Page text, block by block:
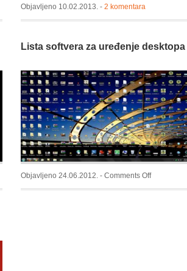
Objavljeno 10.02.2013. - 2 komentara
Lista softvera za uređenje desktopa
Objavljeno 24.06.2012. - Comments Offon
Lista